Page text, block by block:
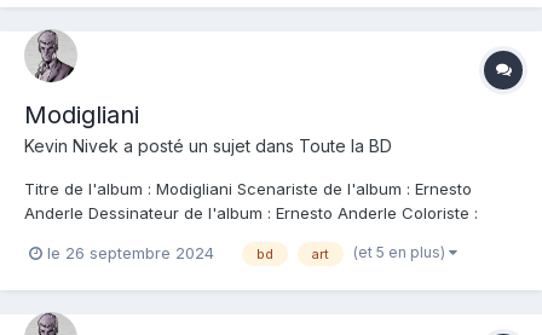
Modigliani
Kevin Nivek a posté un sujet dans Toute la BD
Titre de l'album : Modigliani Scenariste de l'album : Ernesto
Anderle Dessinateur de l'album : Ernesto Anderle Coloriste :
l'album : Jeanne, fille unique d'Amedeo Modigliani, cherche à
le 26 septembre 2024 bd art (et 5 en plus)